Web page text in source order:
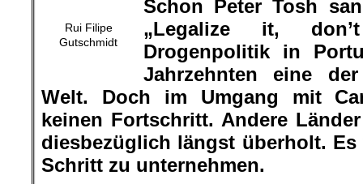
Rui Filipe
Gutschmidt
Schon Peter Tosh
„Legalize it,
Drogenpolitik in
Jahrzehnten eine
Welt. Doch im Umgang mit
keinen Fortschritt. Andere
diesbezüglich längst überholt.
Schritt zu unternehmen.